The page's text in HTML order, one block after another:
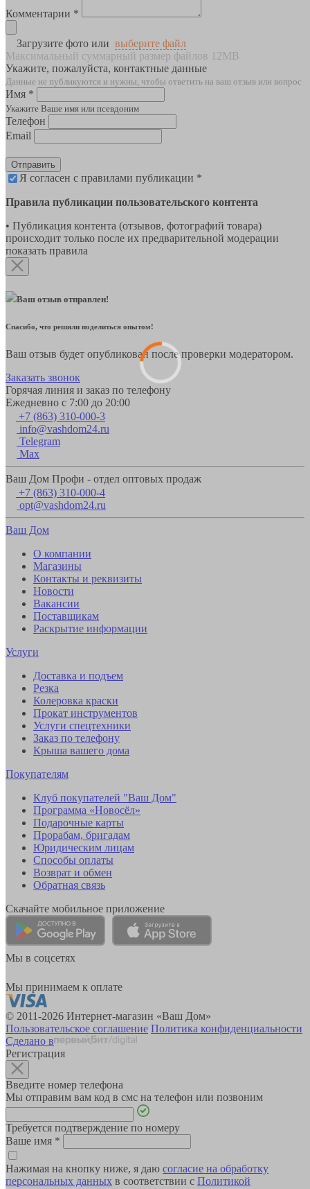
Комментарии *
Загрузите фото или выберите файл
Максимальный суммарный размер файлов 12MB
Укажите, пожалуйста, контактные данные
Данные не публикуются и нужны, чтобы ответить на ваш отзыв или вопрос
Имя *
Укажите Ваше имя или псевдоним
Телефон
Email
Отправить
Я согласен с правилами публикации *
Правила публикации пользовательского контента
• Публикация контента (отзывов, фотографий товара)
происходит только после их предварительной модерации
показать правила
Ваш отзыв отправлен!
Спасибо, что решили поделиться опытом!
Ваш отзыв будет опубликован после проверки модератором.
Заказать звонок
Горячая линия и заказ по телефону
Ежедневно с 7:00 до 20:00
+7 (863) 310-000-3
info@vashdom24.ru
Telegram
Max
Ваш Дом Профи - отдел оптовых продаж
+7 (863) 310-000-4
opt@vashdom24.ru
Ваш Дом
О компании
Магазины
Контакты и реквизиты
Новости
Вакансии
Поставщикам
Раскрытие информации
Услуги
Доставка и подъем
Резка
Колеровка краски
Прокат инструментов
Услуги спецтехники
Заказ по телефону
Крыша вашего дома
Покупателям
Клуб покупателей "Ваш Дом"
Программа «Новосёл»
Подарочные карты
Прорабам, бригадам
Юридическим лицам
Способы оплаты
Возврат и обмен
Обратная связь
Скачайте мобильное приложение
Мы в соцсетях
Мы принимаем к оплате
© 2011-2026 Интернет-магазин «Ваш Дом»
Пользовательское соглашение Политика конфиденциальности
Сделано в
Регистрация
Введите номер телефона
Мы отправим вам код в смс на телефон или позвоним
Требуется подтверждение по номеру
Ваше имя *
Нажимая на кнопку ниже, я даю согласие на обработку
персональных данных в соответствии с Политикой